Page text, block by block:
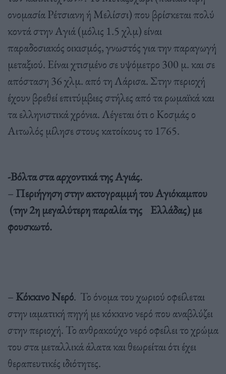
ονομασία Ρέτσιανη ή Μελίσσι) που βρίσκεται πολύ
κοντά στην Αγιά (μόλις 1.5 χλμ) είναι
παραδοσιακός οικισμός, γνωστός για την παραγωγή
μεταξιού. Είναι χτισμένο σε υψόμετρο 300 μ. και σε
απόσταση 36 χλμ. από τη Λάρισα. Στην περιοχή
έχουν βρεθεί επιτύμβιες στήλες από τα ρωμαϊκά και
τα ελληνιστικά χρόνια. Λέγεται ότι ο Κοσμάς ο
Αιτωλός μίλησε στους κατοίκους το 1765.
-Βόλτα στα αρχοντικά της Αγιάς.
– Περιήγηση στην ακτογραμμή του Αγιόκαμπου
(την 2η μεγαλύτερη παραλία της Ελλάδας) με
φουσκωτό.
– Κόκκινο Νερό. Το όνομα του χωριού οφείλεται
στην ιαματική πηγή με κόκκινο νερό που αναβλύζει
στην περιοχή. Το ανθρακούχο νερό οφείλει το χρώμα
του στα μεταλλικά άλατα και θεωρείται ότι έχει
θεραπευτικές ιδιότητες.